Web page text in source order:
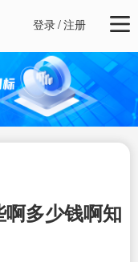
登录/注册
多少钱啊知